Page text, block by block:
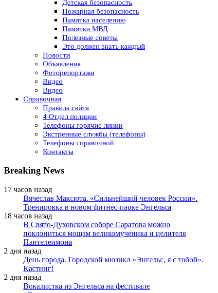
Детская безопасность
Пожарная безопасность
Памятка населению
Памятки МВД
Полезные советы
Это должен знать каждый
Новости
Объявления
Фоторепортажи
Видео
Видео
Справочная
Правила сайта
4 Отдел полиции
Телефоны горячие линии
Экстренные службы (телефоны)
Телефоны справочной
Контакты
Breaking News
17 часов назад
Вячеслав Максюта. «Сильнейший человек России».
Тренировка в новом фитнес-парке Энгельса
18 часов назад
В Свято-Духовском соборе Саратова можно
поклониться мощам великомученика и целителя
Пантелеимона
2 дня назад
День города. Городской мюзикл «Энгельс, я с тобой».
Кастинг!
2 дня назад
Вокалистка из Энгельса на фестивале